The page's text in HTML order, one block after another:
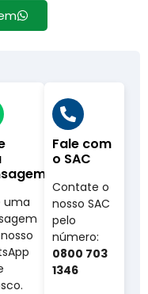
uma
Fale com
o SAC
Contate o
nosso SAC
pelo
número:
0800 703
1346